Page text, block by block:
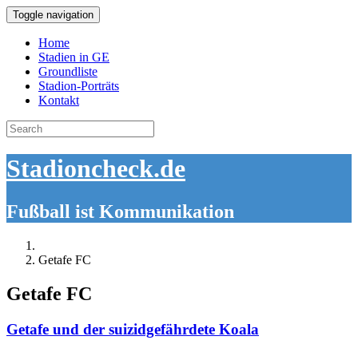
Toggle navigation
Home
Stadien in GE
Groundliste
Stadion-Porträts
Kontakt
Search
for:
Stadioncheck.de
Fußball ist Kommunikation
Getafe FC
Getafe FC
Getafe und der suizidgefährdete Koala